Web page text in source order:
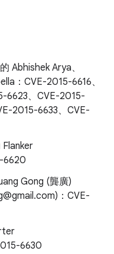
Abhishek Arya、
：CVE-2015-6616、
6623、CVE-2015-
2015-6633、CVE-
Flanker
6620
Gong (龔廣)
：CVE-
6630